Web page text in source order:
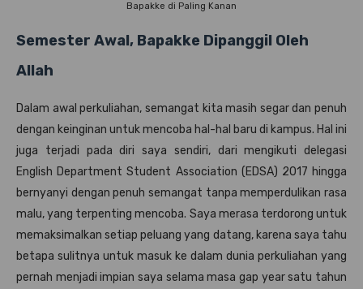
Bapakke di Paling Kanan
Semester Awal, Bapakke Dipanggil Oleh
Allah
Dalam awal perkuliahan, semangat kita masih segar dan penuh
dengan keinginan untuk mencoba hal-hal baru di kampus. Hal ini
juga terjadi pada diri saya sendiri, dari mengikuti delegasi
English Department Student Association (EDSA) 2017 hingga
bernyanyi dengan penuh semangat tanpa memperdulikan rasa
malu, yang terpenting mencoba. Saya merasa terdorong untuk
memaksimalkan setiap peluang yang datang, karena saya tahu
betapa sulitnya untuk masuk ke dalam dunia perkuliahan yang
pernah menjadi impian saya selama masa gap year satu tahun